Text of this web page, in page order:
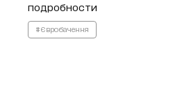
подробности
#Євробачення